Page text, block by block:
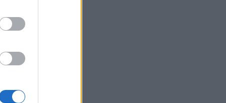
të
që
por